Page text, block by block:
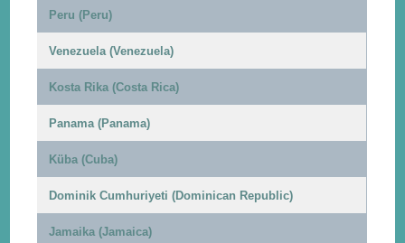
Peru (Peru)
Venezuela (Venezuela)
Kosta Rika (Costa Rica)
Panama (Panama)
Küba (Cuba)
Dominik Cumhuriyeti (Dominican Republic)
Jamaika (Jamaica)